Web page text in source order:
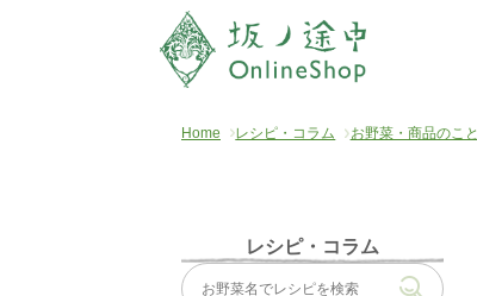
Home レシピ・コラム お野菜・商品のこと
レシピ・コラム